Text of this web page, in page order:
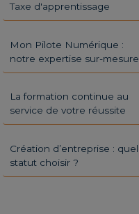
Taxe d'apprentissage
Mon Pilote Numérique :
notre expertise sur-mesure
La formation continue au
service de votre réussite
Création d’entreprise : quel
statut choisir ?